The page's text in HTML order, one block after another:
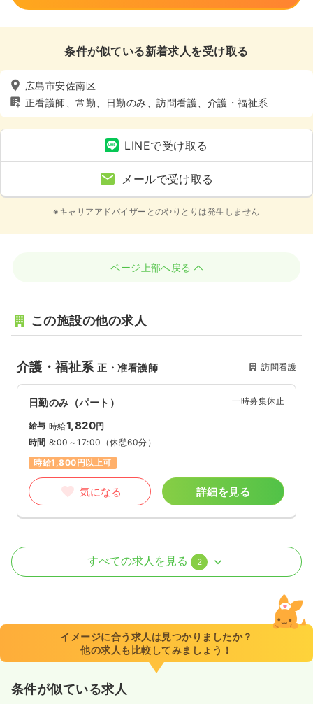
条件が似ている新着求人を受け取る
広島市安佐南区
正看護師、常勤、日勤のみ、訪問看護、介護・福祉系
LINEで受け取る
メールで受け取る
※キャリアアドバイザーとのやりとりは発生しません
ページ上部へ戻る
この施設の他の求人
介護・福祉系正・准看護師 訪問看護
日勤のみ（パート） 一時募集休止
給与 時給1,820円
時間 8:00～17:00 （休憩60分）
時給1,800円以上可
気になる 詳細を見る
介護・福祉系正・准看護師 デイケア・デイサービス
8:30～17:30（休憩60分）
4週8休以上
月給22万円以上可
気になる
すべての求人を見る 2
イメージに合う求人は見つかりましたか？
他の求人も比較してみましょう！
条件が似ている求人